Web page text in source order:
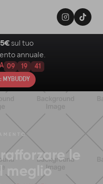
le
meglio
sul tuo
annuale.
09 19 40
MYBUDDY